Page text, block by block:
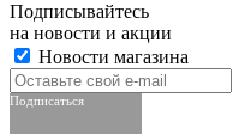
Подписывайтесь
на новости и акции
Новости магазина
Подписаться